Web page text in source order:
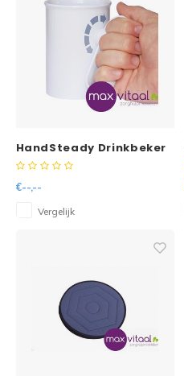
HandSteady Drinkbeker
250ml
€--,--
Vergelijk